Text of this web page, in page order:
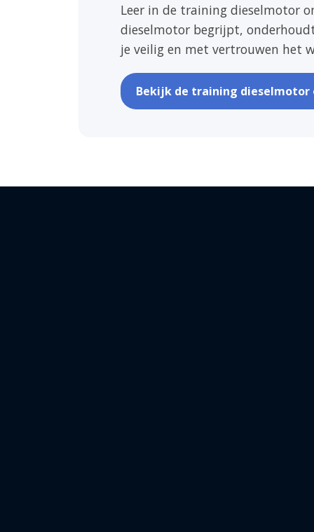
Leer in de training dieselmotor
dieselmotor begrijpt,
je veilig en met vertrouwen het
Bekijk de training dieselmotor